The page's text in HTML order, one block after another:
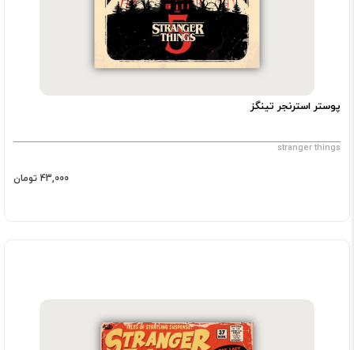
پوستر استرنجر تینگز
stranger things
43,000 تومان